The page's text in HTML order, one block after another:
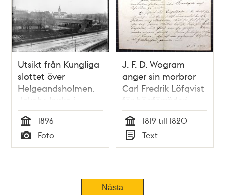
Utsikt från Kungliga
slottet över
Helgeandsholmen.
Jakobs kyrka i
bakgrunden
Tid
1896
Typ
Foto
J. F. D. Wogram
anger sin morbror
Carl Fredrik Löfqvist
för högförräderi -
brev 1820
Tid
1819 till 1820
Typ
Text
TidigareNästa